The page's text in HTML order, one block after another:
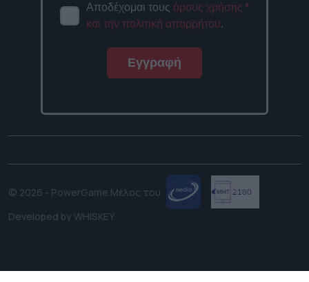
Αποδέχομαι τους όρους χρήσης
και την πολιτική απορρήτου.
*
Εγγραφή
© 2026 - PowerGame. Μέλος του
Developed by WHISKEY